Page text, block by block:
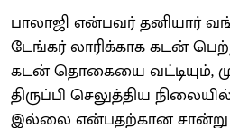
பாலாஜி என்பவர் தனியார்
டேங்கர் லாரிக்காக கடன்
கடன் தொகையை வட்டியும்,
திருப்பி செலுத்திய
இல்லை என்பதற்கான சான்று